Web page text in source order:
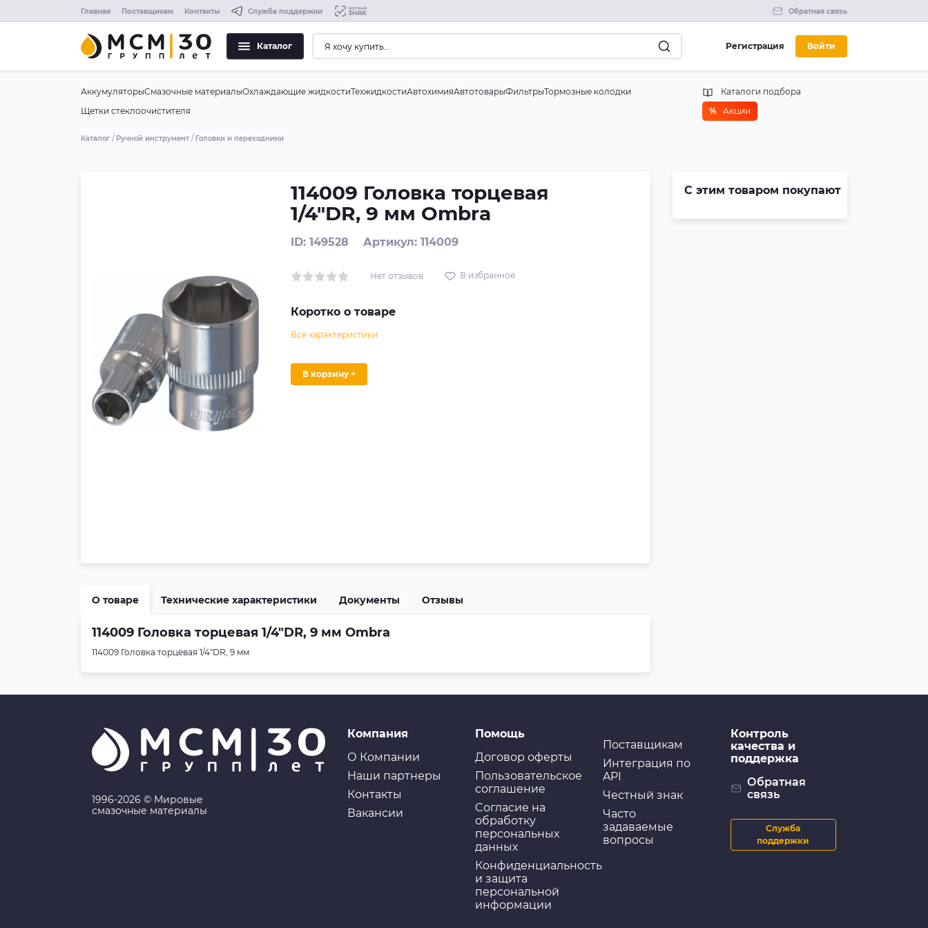
Главная Поставщикам Контакты Служба поддержки Обратная связь
Каталог Регистрация Войти
АккумуляторыСмазочные материалыОхлаждающие жидкостиТехжидкостиАвтохимияАвтотоварыФильтрыТормозные колодки
Щетки стеклоочистителя
Каталоги подбора
% Акции
Каталог Ручной инструмент Головки и переходники
114009 Головка торцевая
1/4"DR, 9 мм Ombra
ID: 149528 Артикул: 114009
Нет отзывов В избранное
Коротко о товаре
Все характеристики
В корзину +
О товаре Технические характеристики Документы Отзывы
114009 Головка торцевая 1/4"DR, 9 мм Ombra
114009 Головка торцевая 1/4"DR, 9 мм
С этим товаром покупают
1996-2026 © Мировые
смазочные материалы
Компания
О Компании
Наши партнеры
Контакты
Вакансии
Помощь
Договор оферты
Пользовательское
соглашение
Cогласие на
обработку
персональных
данных
Конфиденциальность
и защита
персональной
информации
Поставщикам
Интеграция по
API
Честный знак
Часто
задаваемые
вопросы
Контроль
качества и
поддержка
Обратная
связь
Служба
поддержки